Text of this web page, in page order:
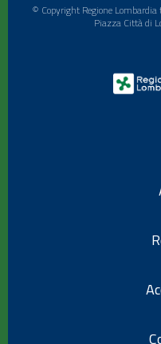
© Copyright Regione
Piazza Città di